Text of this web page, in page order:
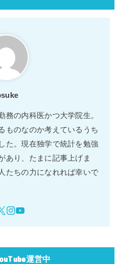
務の内科医かつ大学院生。
ものなのか考えているうち
た。現在独学で統計を勉強
あり、たまに記事上げま
たちの力になれれば幸いで
運営中